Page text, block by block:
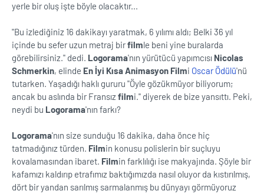
yerle bir oluş işte böyle olacaktır...
''Bu izlediğiniz 16 dakikayı yaratmak, 6 yılımı aldı; Belki 36 yıl
içinde bu sefer uzun metraj birfilmle beni yine buralarda
görebilirsiniz.'' dedi. Logorama'nın yürütücü yapımcısı Nicolas
Schmerkin, elinde En İyi Kısa Animasyon Filmi Oscar Ödülü'nü
tutarken. Yaşadığı haklı gururu ''Öyle gözükmüyor biliyorum;
ancak bu aslında bir Fransız filmi.'' diyerek de bize yansıttı. Peki,
neydi bu Logorama'nın farkı?
Logorama'nın size sunduğu 16 dakika, daha önce hiç
tatmadığınız türden. Filmin konusu polislerin bir suçluyu
kovalamasından ibaret. Filmin farklılığı ise makyajında. Şöyle bir
kafamızı kaldırıp etrafımız baktığımızda nasıl oluyor da kıstırılmış,
dört bir yandan sarılmış sarmalanmış bu dünyayı görmüyoruz